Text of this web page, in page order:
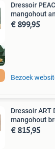
Dressoir
mangohout
€ 899,95
Bezoek
Dressoir ART
mangohout
€ 815,95